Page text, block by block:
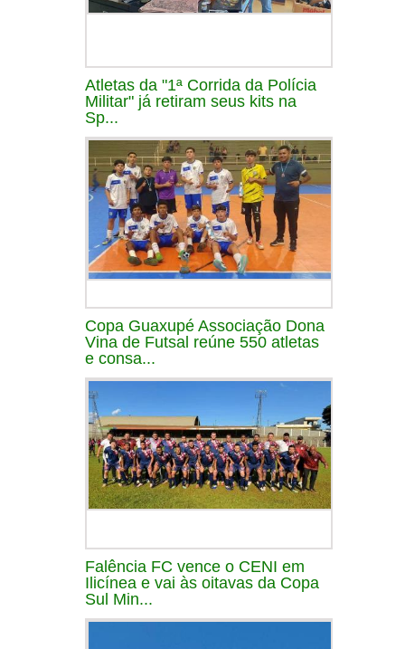
Atletas da "1ª Corrida da Polícia
Militar" já retiram seus kits na
Sp...
Copa Guaxupé Associação Dona
Vina de Futsal reúne 550 atletas
e consa...
Falência FC vence o CENI em
Ilicínea e vai às oitavas da Copa
Sul Min...